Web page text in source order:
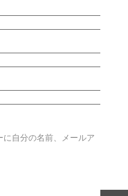
自分の名前、メールア